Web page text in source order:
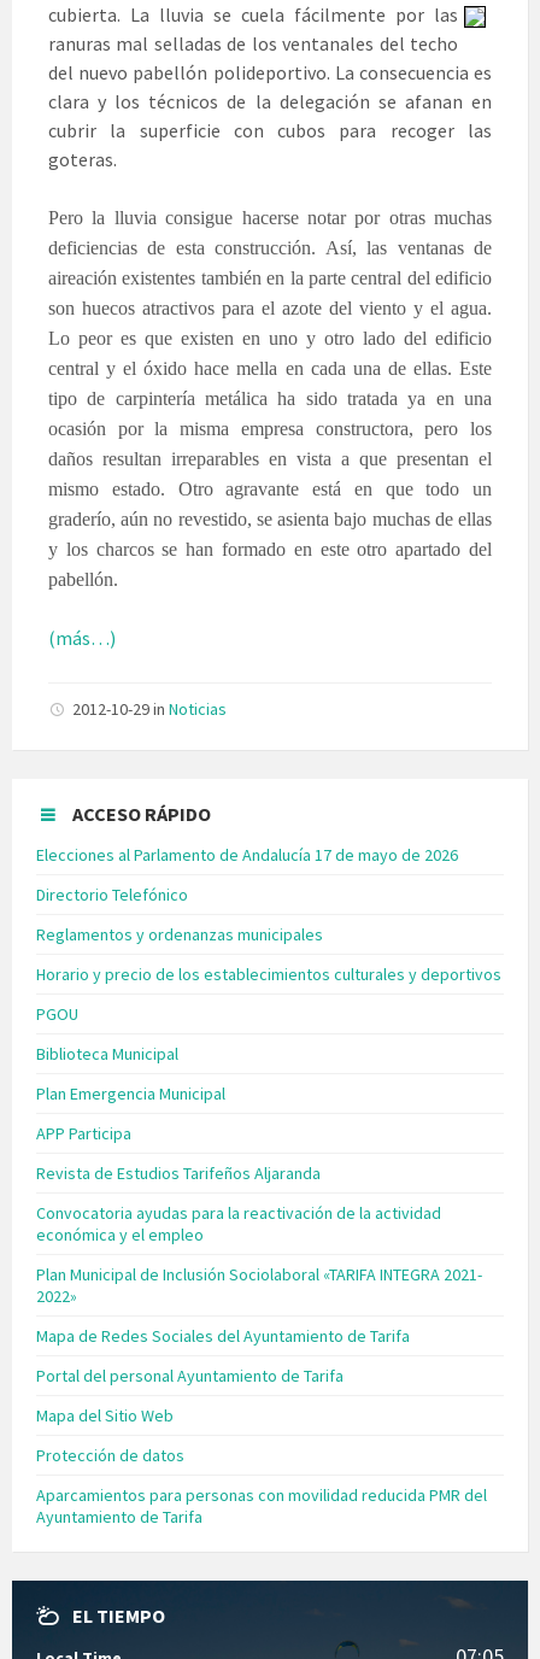
cubierta. La lluvia se cuela fácilmente por las
ranuras mal selladas de los ventanales del techo
del nuevo pabellón polideportivo. La consecuencia es
clara y los técnicos de la delegación se afanan en
cubrir la superficie con cubos para recoger las
goteras.
Pero la lluvia consigue hacerse notar por otras muchas
deficiencias de esta construcción. Así, las ventanas de
aireación existentes también en la parte central del edificio
son huecos atractivos para el azote del viento y el agua.
Lo peor es que existen en uno y otro lado del edificio
central y el óxido hace mella en cada una de ellas. Este
tipo de carpintería metálica ha sido tratada ya en una
ocasión por la misma empresa constructora, pero los
daños resultan irreparables en vista a que presentan el
mismo estado. Otro agravante está en que todo un
graderío, aún no revestido, se asienta bajo muchas de ellas
y los charcos se han formado en este otro apartado del
pabellón.
(más…)
2012-10-29in Noticias
ACCESO RÁPIDO
Elecciones al Parlamento de Andalucía 17 de mayo de 2026
Directorio Telefónico
Reglamentos y ordenanzas municipales
Horario y precio de los establecimientos culturales y deportivos
PGOU
Biblioteca Municipal
Plan Emergencia Municipal
APP Participa
Revista de Estudios Tarifeños Aljaranda
Convocatoria ayudas para la reactivación de la actividad
económica y el empleo
Plan Municipal de Inclusión Sociolaboral «TARIFA INTEGRA 2021-
2022»
Mapa de Redes Sociales del Ayuntamiento de Tarifa
Portal del personal Ayuntamiento de Tarifa
Mapa del Sitio Web
Protección de datos
Aparcamientos para personas con movilidad reducida PMR del
Ayuntamiento de Tarifa
EL TIEMPO